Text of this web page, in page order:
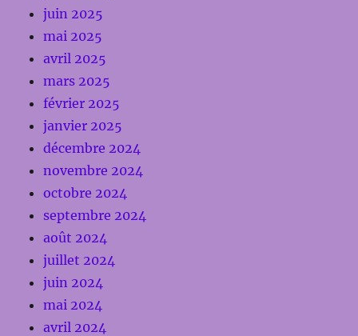
juin 2025
mai 2025
avril 2025
mars 2025
février 2025
janvier 2025
décembre 2024
novembre 2024
octobre 2024
septembre 2024
août 2024
juillet 2024
juin 2024
mai 2024
avril 2024